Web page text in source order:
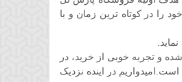
را در کوتاه ترین زمان و با
و تجربه خوبی از خرید، در
در اینده نزدیک